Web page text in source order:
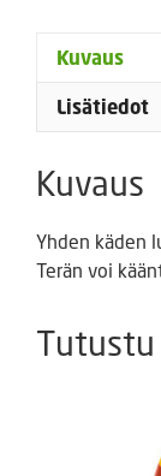
Kuvaus
Lisätiedot
Kuvaus
Yhden käden
Terän voi
Tutustu